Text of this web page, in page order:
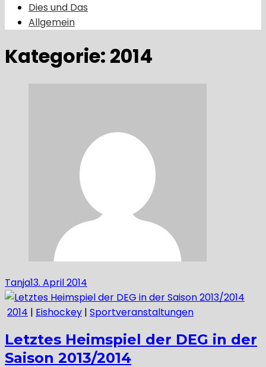
Dies und Das
Allgemein
Kategorie: 2014
Tanja13. April 2014
2014 | Eishockey | Sportveranstaltungen
Letztes Heimspiel der DEG in der
Saison 2013/2014